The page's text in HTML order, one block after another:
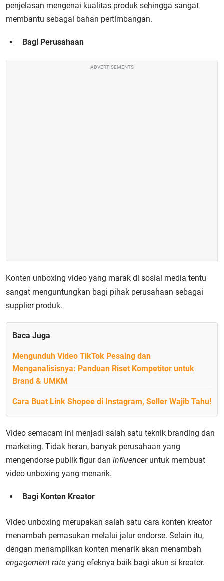
penjelasan mengenai kualitas produk sehingga sangat
membantu sebagai bahan pertimbangan.
Bagi Perusahaan
ADVERTISEMENTS
Konten unboxing video yang marak di sosial media tentu
sangat menguntungkan bagi pihak perusahaan sebagai
supplier produk.
Baca Juga
Mengunduh Video TikTok Pesaing dan
Menganalisisnya: Panduan Riset Kompetitor untuk
Brand & UMKM
Cara Buat Link Shopee di Instagram, Seller Wajib Tahu!
Video semacam ini menjadi salah satu teknik branding dan
marketing. Tidak heran, banyak perusahaan yang
mengendorse publik figur dan influenceruntuk membuat
video unboxing yang menarik.
Bagi Konten Kreator
Video unboxing merupakan salah satu cara konten kreator
menambah pemasukan melalui jalur endorse. Selain itu,
dengan menampilkan konten menarik akan menambah
engagement rate yang efeknya baik bagi akun si kreator.